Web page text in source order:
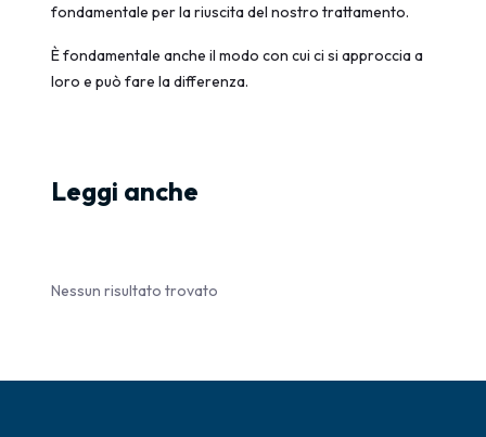
fondamentale per la riuscita del nostro trattamento.
È fondamentale anche il modo con cui ci si approccia a
loro e può fare la differenza.
Leggi anche
Nessun risultato trovato